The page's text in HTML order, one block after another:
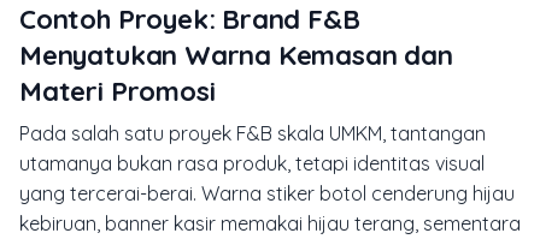
Contoh Proyek: Brand F&B
Menyatukan Warna Kemasan dan
Materi Promosi
Pada salah satu proyek F&B skala UMKM, tantangan
utamanya bukan rasa produk, tetapi identitas visual
yang tercerai-berai. Warna stiker botol cenderung hijau
kebiruan, banner kasir memakai hijau terang, sementara